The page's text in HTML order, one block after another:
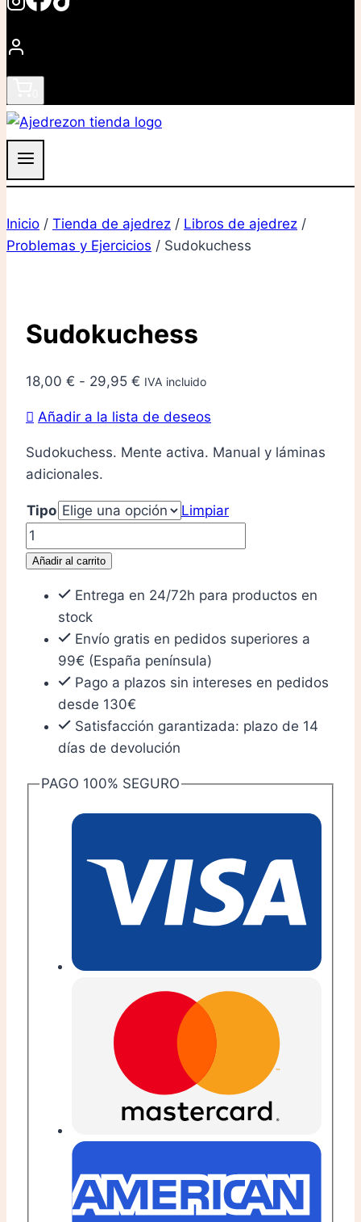
Inicio / Tienda de ajedrez / Libros de ajedrez /
Problemas y Ejercicios / Sudokuchess
Sudokuchess
18,00 € - 29,95 € Rango
precios:
desde
29,95 €
IVA incluido
Añadir a la lista de deseos
Sudokuchess. Mente activa. Manual y láminas
adicionales.
Tipo
Limpiar
Sudokuchess
cantidad
Añadir al carrito
Entrega en 24/72h para productos en
stock
Envío gratis en pedidos superiores a
99€ (España península)
Pago a plazos sin intereses en pedidos
desde 130€
Satisfacción garantizada: plazo de 14
días de devolución
PAGO 100% SEGURO